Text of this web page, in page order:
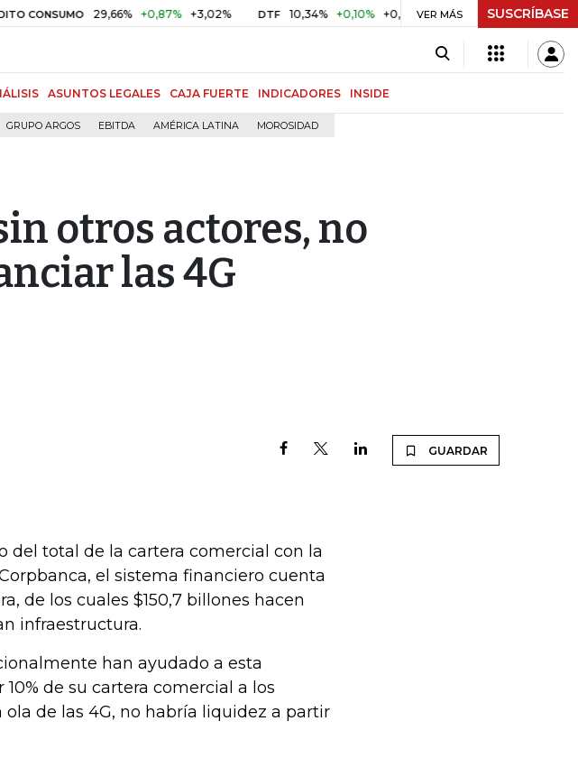
29,66% +0,87% +3,02% DTF 10,34% +0,10% +0,98% UVR $ 416,86 +$ 0,05 +0,01%
VER MÁS SUSCRÍBASE
ASUNTOS LEGALES CAJA FUERTE INDICADORES INSIDE
GRUPO ARGOS EBITDA AMÉRICA LATINA MOROSIDAD
otros actores, no
las 4G
GUARDAR
del total de la cartera comercial con la
el sistema financiero cuenta
de los cuales $150,7 billones hacen
infraestructura.
han ayudado a esta
de su cartera comercial a los
de las 4G, no habría liquidez a partir